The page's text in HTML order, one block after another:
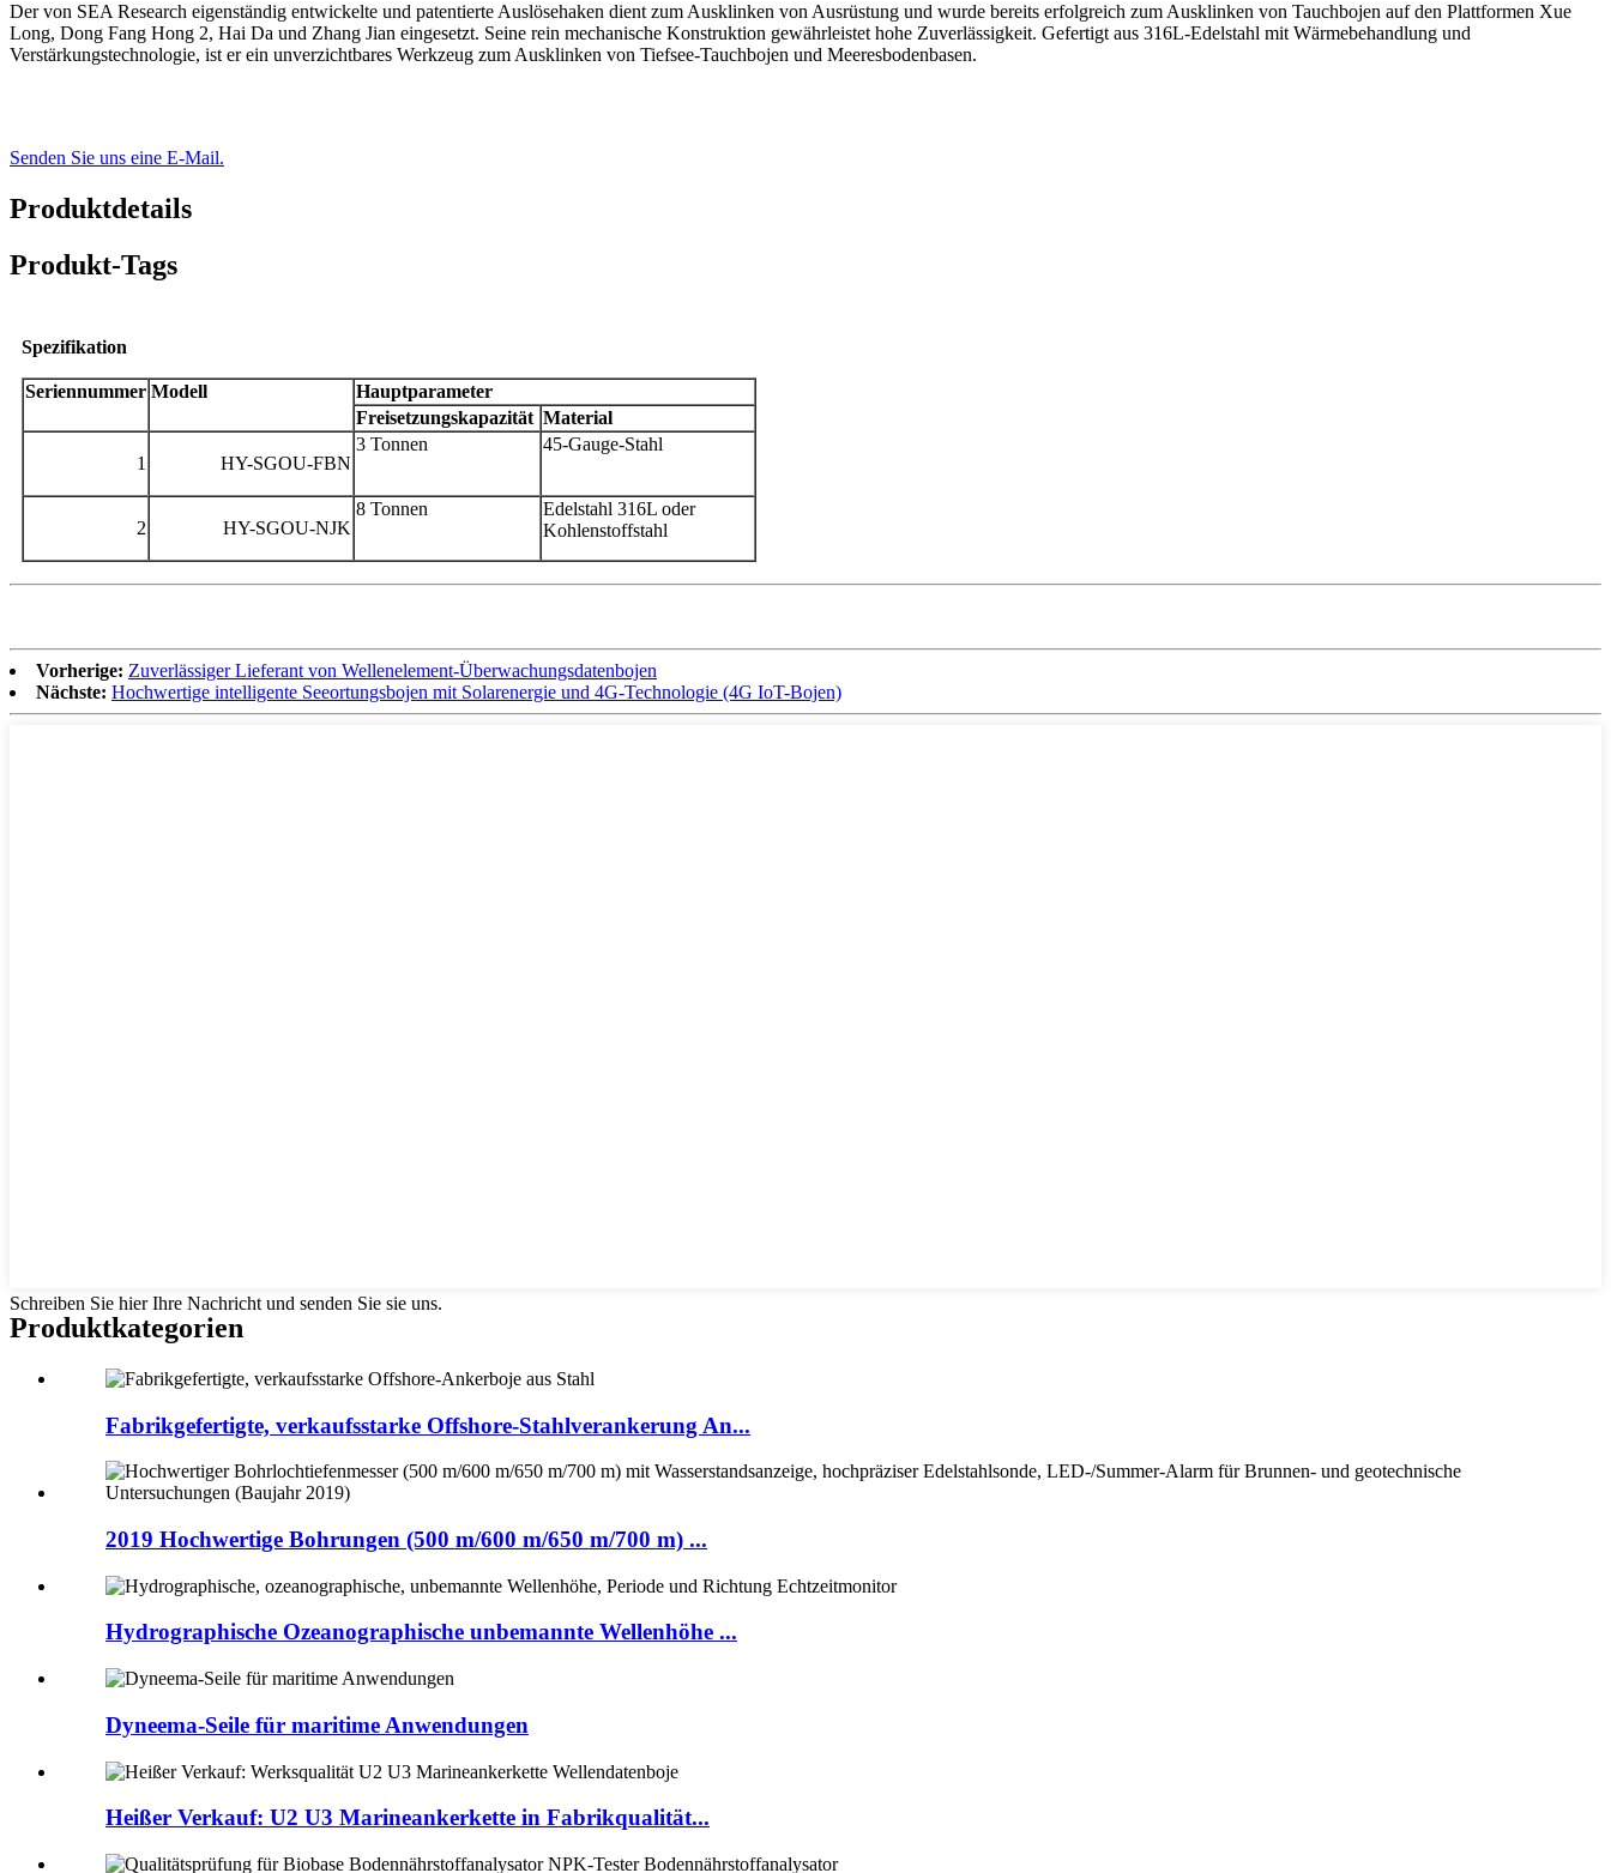
Der von SEA Research eigenständig entwickelte und patentierte Auslösehaken dient zum Ausklinken von Ausrüstung und wurde bereits erfolgreich zum Ausklinken von Tauchbojen auf den Plattformen Xue
Long, Dong Fang Hong 2, Hai Da und Zhang Jian eingesetzt. Seine rein mechanische Konstruktion gewährleistet hohe Zuverlässigkeit. Gefertigt aus 316L-Edelstahl mit Wärmebehandlung und
Verstärkungstechnologie, ist er ein unverzichtbares Werkzeug zum Ausklinken von Tiefsee-Tauchbojen und Meeresbodenbasen.
Senden Sie uns eine E-Mail.
Produktdetails
Produkt-Tags
Spezifikation
Seriennummer Modell
Hauptparameter
Freisetzungskapazität Material
1 HY-SGOU-FBN
3 Tonnen 45-Gauge-Stahl
2 HY-SGOU-NJK
8 Tonnen
Edelstahl 316L oder
Kohlenstoffstahl
Vorherige: Zuverlässiger Lieferant von Wellenelement-Überwachungsdatenbojen
Nächste: Hochwertige intelligente Seeortungsbojen mit Solarenergie und 4G-Technologie (4G IoT-Bojen)
Schreiben Sie hier Ihre Nachricht und senden Sie sie uns.
Produktkategorien
Fabrikgefertigte, verkaufsstarke Offshore-Stahlverankerung An...
2019 Hochwertige Bohrungen (500 m/600 m/650 m/700 m) ...
Hydrographische Ozeanographische unbemannte Wellenhöhe ...
Dyneema-Seile für maritime Anwendungen
Heißer Verkauf: U2 U3 Marineankerkette in Fabrikqualität...